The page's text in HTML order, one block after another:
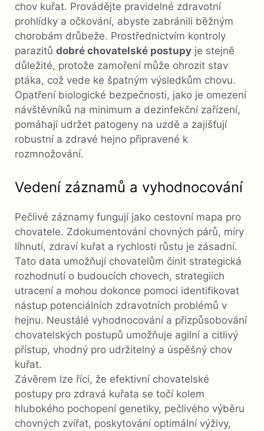
chov kuřat. Provádějte pravidelné zdravotní
prohlídky a očkování, abyste zabránili běžným
chorobám drůbeže. Prostřednictvím kontroly
parazitů dobré chovatelské postupy je stejně
důležité, protože zamoření může ohrozit stav
ptáka, což vede ke špatným výsledkům chovu.
Opatření biologické bezpečnosti, jako je omezení
návštěvníků na minimum a dezinfekční zařízení,
pomáhají udržet patogeny na uzdě a zajišťují
robustní a zdravé hejno připravené k
rozmnožování.
Vedení záznamů a vyhodnocování
Pečlivé záznamy fungují jako cestovní mapa pro
chovatele. Zdokumentování chovných párů, míry
líhnutí, zdraví kuřat a rychlosti růstu je zásadní.
Tato data umožňují chovatelům činit strategická
rozhodnutí o budoucích chovech, strategiích
utracení a mohou dokonce pomoci identifikovat
nástup potenciálních zdravotních problémů v
hejnu. Neustálé vyhodnocování a přizpůsobování
chovatelských postupů umožňuje agilní a citlivý
přístup, vhodný pro udržitelný a úspěšný chov
kuřat.
Závěrem lze říci, že efektivní chovatelské
postupy pro zdravá kuřata se točí kolem
hlubokého pochopení genetiky, pečlivého výběru
chovných zvířat, poskytování optimální výživy,